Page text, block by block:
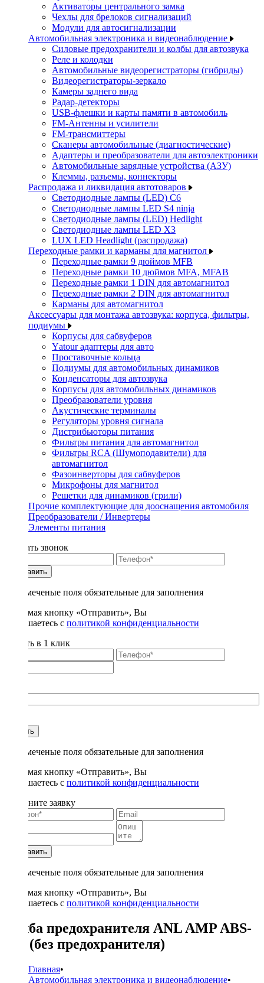
Активаторы центрального замка
Чехлы для брелоков сигнализаций
Модули для автосигнализации
Автомобильная электроника и видеонаблюдение
Силовые предохранители и колбы для автозвука
Реле и колодки
Автомобильные видеорегистраторы (гибриды)
Видеорегистраторы-зеркало
Камеры заднего вида
Радар-детекторы
USB-флешки и карты памяти в автомобиль
FM-Антенны и усилители
FM-трансмиттеры
Сканеры автомобильные (диагностические)
Адаптеры и преобразователи для автоэлектроники
Автомобильные зарядные устройства (АЗУ)
Клеммы, разъемы, коннекторы
Распродажа и ликвидация автотоваров
Светодиодные лампы (LED) C6
Светодиодные лампы LED S4 ninja
Светодиодные лампы (LED) Hedlight
Светодиодные лампы LED X3
LUX LED Headlight (распродажа)
Переходные рамки и карманы для магнитол
Переходные рамки 9 дюймов MFB
Переходные рамки 10 дюймов MFA, MFAB
Переходные рамки 1 DIN для автомагнитол
Переходные рамки 2 DIN для автомагнитол
Карманы для автомагнитол
Аксессуары для монтажа автозвука: корпуса, фильтры,
подиумы
Корпусы для сабвуферов
Yаtour адаптеры для авто
Проставочные кольца
Подиумы для автомобильных динамиков
Конденсаторы для автозвука
Корпусы для автомобильных динамиков
Преобразователи уровня
Акустические терминалы
Регуляторы уровня сигнала
Дистрибьюторы питания
Фильтры питания для автомагнитол
Фильтры RCA (Шумоподавители) для
автомагнитол
Фазоинверторы для сабвуферов
Микрофоны для магнитол
Решетки для динамиков (грили)
Прочие комплектующие для дооснащения автомобиля
Преобразователи / Инвертеры
Элементы питания
Заказать звонок
Отправить
* - отмеченые поля обязательные для заполнения
Нажимая кнопку «Отправить», Вы
соглашаетесь с политикой конфиденциальности
Купить в 1 клик
Купить
* - отмеченые поля обязательные для заполнения
Нажимая кнопку «Отправить», Вы
соглашаетесь с политикой конфиденциальности
Заполните заявку
Отправить
* - отмеченые поля обязательные для заполнения
Нажимая кнопку «Отправить», Вы
соглашаетесь с политикой конфиденциальности
Колба предохранителя ANL AMP ABS-
001 (без предохранителя)
Главная•
Автомобильная электроника и видеонаблюдение•